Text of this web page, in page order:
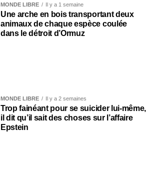
MONDE LIBRE Il y a 1 semaine
Une arche en bois transportant deux
animaux de chaque espèce coulée
dans le détroit d’Ormuz
MONDE LIBRE Il y a 2 semaines
Trop fainéant pour se suicider lui-même,
il dit qu’il sait des choses sur l’affaire
Epstein